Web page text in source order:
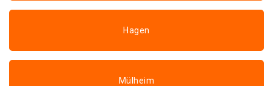
Hagen
Mülheim